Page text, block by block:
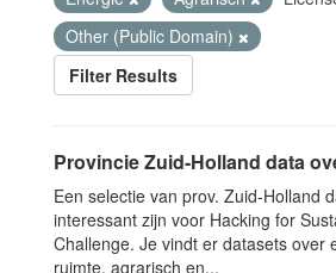
Other (Public Domain)
Filter Results
Provincie Zuid-Holland data
Een selectie van prov. Zuid-Holland
interessant zijn voor Hacking for
Challenge. Je vindt er datasets over
ruimte, agrarisch en...